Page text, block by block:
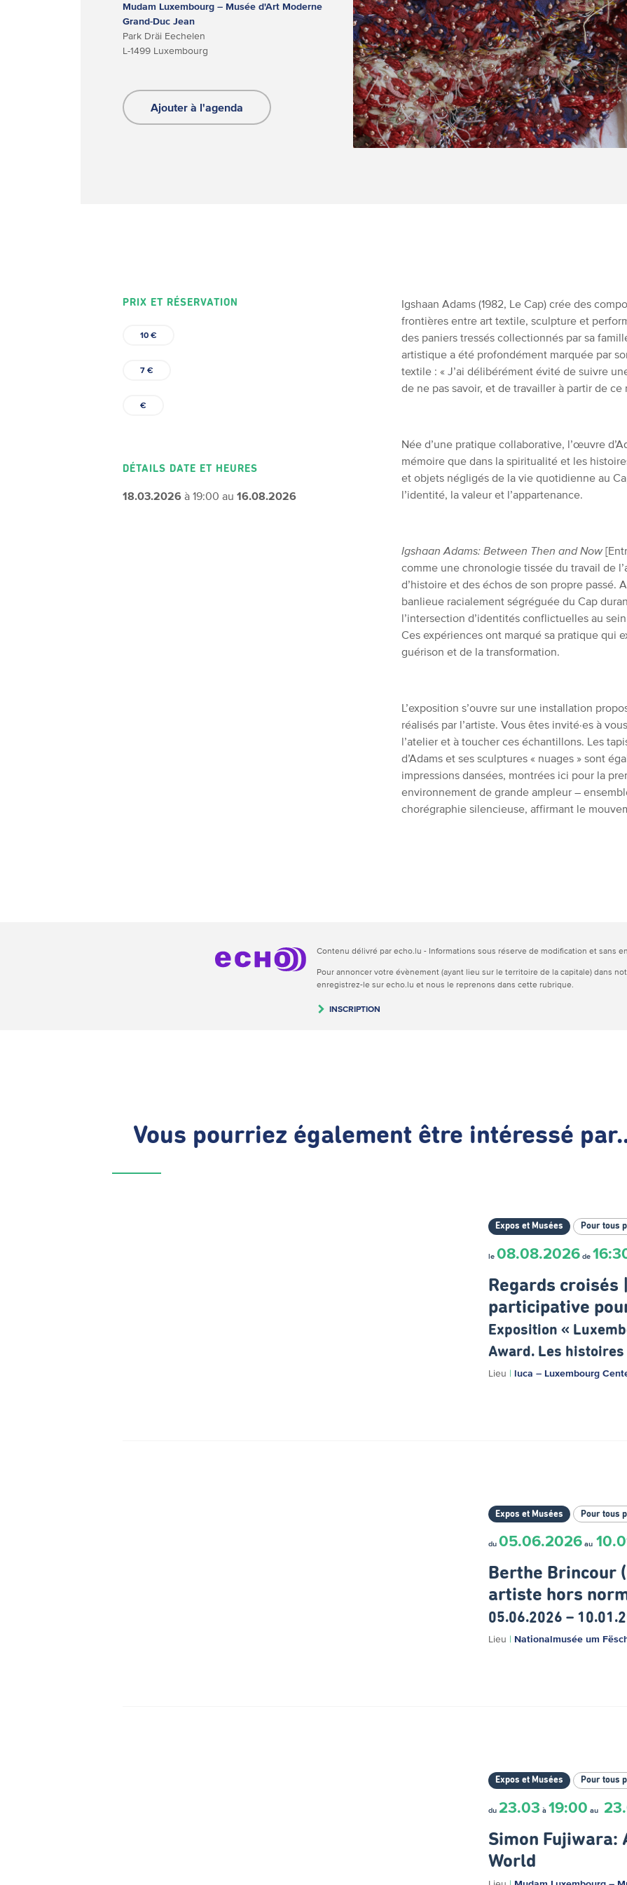
Mudam Luxembourg – Musée d'Art Moderne
Grand-Duc Jean
Park Dräi Eechelen
L-1499 Luxembourg
Ajouter à l'agenda
PRIX ET RÉSERVATION
10 €
7 €
€
DÉTAILS DATE ET HEURES
18.03.2026 à 19:00 au 16.08.2026
Igshaan Adams (1982, Le Cap) crée des
frontières entre art textile, sculpture et
des paniers tressés collectionnés par sa
artistique a été profondément marquée par
textile : « J’ai délibérément évité de suivre
de ne pas savoir, et de travailler à partir de ce
Née d’une pratique collaborative, l’œuvre
mémoire que dans la spiritualité et les
et objets négligés de la vie quotidienne au
l’identité, la valeur et l’appartenance.
Igshaan Adams: Between Then and Now
comme une chronologie tissée du travail de
d’histoire et des échos de son propre passé.
banlieue racialement ségréguée du Cap
l’intersection d’identités conflictuelles au
Ces expériences ont marqué sa pratique qui
guérison et de la transformation.
L’exposition s’ouvre sur une installation
réalisés par l’artiste. Vous êtes invité·es à
l’atelier et à toucher ces échantillons. Les
d’Adams et ses sculptures « nuages » sont
impressions dansées, montrées ici pour la
environnement de grande ampleur –
chorégraphie silencieuse, affirmant le
Contenu délivré par echo.lu - Informations sous réserve de modification et sans
Pour annoncer votre évènement (ayant lieu sur le territoire de la capitale) dans
enregistrez-le sur echo.lu et nous le reprenons dans cette rubrique.
INSCRIPTION
Vous pourriez également être intéressé
Expos et Musées Pour tous
le 08.08.2026 de
Regards croisés
participative
Exposition «
Award. Les
Lieu | luca – Luxembourg
Expos et Musées Pour tous
du 05.06.2026 au
Berthe Brincour
artiste hors
05.06.2026 –
Lieu | Nationalmusée um
Expos et Musées Pour tous
du 23.03 à 19:00 au
Simon Fujiwara:
World